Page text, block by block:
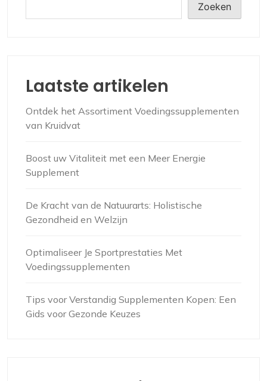
Zoeken
Laatste artikelen
Ontdek het Assortiment Voedingssupplementen
van Kruidvat
Boost uw Vitaliteit met een Meer Energie
Supplement
De Kracht van de Natuurarts: Holistische
Gezondheid en Welzijn
Optimaliseer Je Sportprestaties Met
Voedingssupplementen
Tips voor Verstandig Supplementen Kopen: Een
Gids voor Gezonde Keuzes